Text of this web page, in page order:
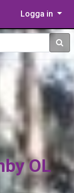
Logga in
Sök
OL